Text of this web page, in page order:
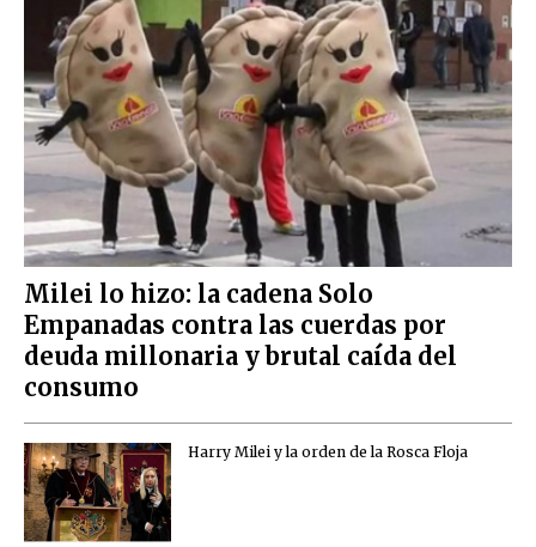
Milei lo hizo: la cadena Solo
Empanadas contra las cuerdas por
deuda millonaria y brutal caída del
consumo
Harry Milei y la orden de la Rosca Floja